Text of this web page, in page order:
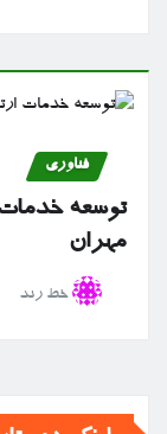
فناوری
توسعه خدمات
مهران
خط رند